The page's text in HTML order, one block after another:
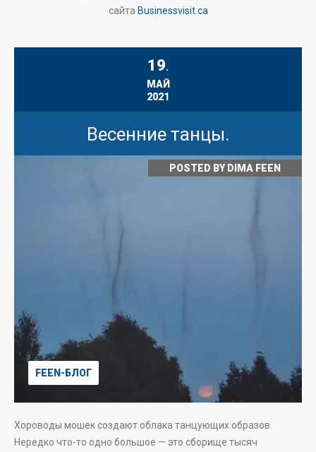
сайта Businessvisit.ca
19.
МАЙ
2021
Весенние танцы.
POSTED BY DIMA FEEN
FEEN-БЛОГ
Хороводы мошек создают облака танцующих образов.
Нередко что-то одно большое — это сборище тысяч